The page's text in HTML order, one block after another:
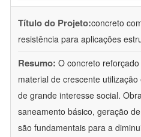
Título do Projeto:concreto
resistência para aplicações
Resumo: O concreto
material de crescente
de grande interesse social.
saneamento básico, geração
são fundamentais para a